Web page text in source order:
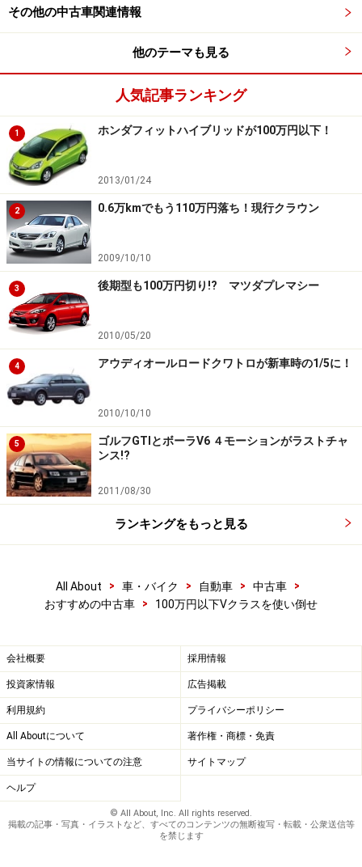
その他の中古車関連情報
他のテーマも見る
人気記事ランキング
1 ホンダフィットハイブリッドが100万円以下！
2013/01/24
2 0.6万kmでもう110万円落ち！現行クラウン
2009/10/10
3 後期型も100万円切り!? マツダプレマシー
2010/05/20
4 アウディオールロードクワトロが新車時の1/5に！
2010/10/10
5
ゴルフGTIとボーラV6 ４モーションがラストチャ
ンス!?
2011/08/30
ランキングをもっと見る
All About > 車・バイク > 自動車 > 中古車
>
おすすめの中古車
> 100万円以下Vクラスを使い倒せ
会社概要 採用情報
投資家情報 広告掲載
利用規約 プライバシーポリシー
All Aboutについて 著作権・商標・免責
当サイトの情報についての注意 サイトマップ
ヘルプ
© All About, Inc. All rights reserved.
掲載の記事・写真・イラストなど、すべてのコンテンツの無断複写・転載・公衆送信等
を禁じます